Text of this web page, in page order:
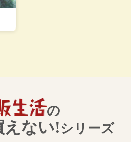
の
えない!シリーズ